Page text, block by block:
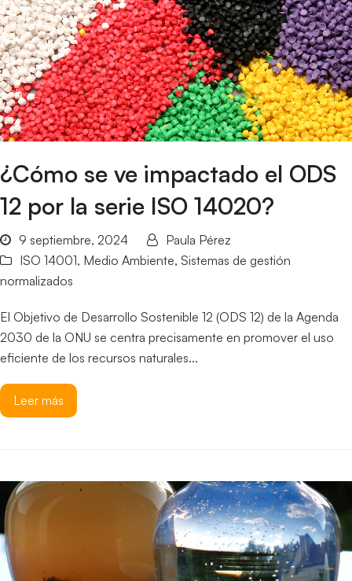
¿Cómo se ve impactado el ODS
12 por la serie ISO 14020?
9 septiembre, 2024
Paula Pérez
ISO 14001, Medio Ambiente, Sistemas de gestión
normalizados
El Objetivo de Desarrollo Sostenible 12 (ODS 12) de la Agenda
2030 de la ONU se centra precisamente en promover el uso
eficiente de los recursos naturales...
Leer más